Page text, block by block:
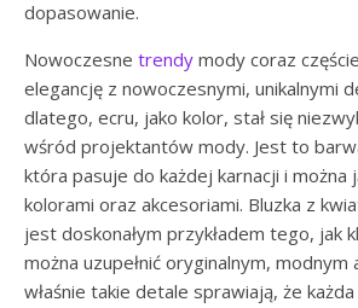
dopasowanie.
Nowoczesne trendy mody coraz
elegancję z nowoczesnymi, unikalnymi
dlatego, ecru, jako kolor, stał się
wśród projektantów mody. Jest to
która pasuje do każdej karnacji i można
kolorami oraz akcesoriami. Bluzka z
jest doskonałym przykładem tego, jak
można uzupełnić oryginalnym, modnym
właśnie takie detale sprawiają, że